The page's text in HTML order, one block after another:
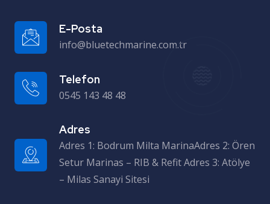
E-Posta
info@bluetechmarine.com.tr
Telefon
0545 143 48 48
Adres
Adres 1: Bodrum Milta MarinaAdres 2: Ören Setur Marinas – RIB & Refit Adres 3: Atölye – Milas Sanayi Sitesi